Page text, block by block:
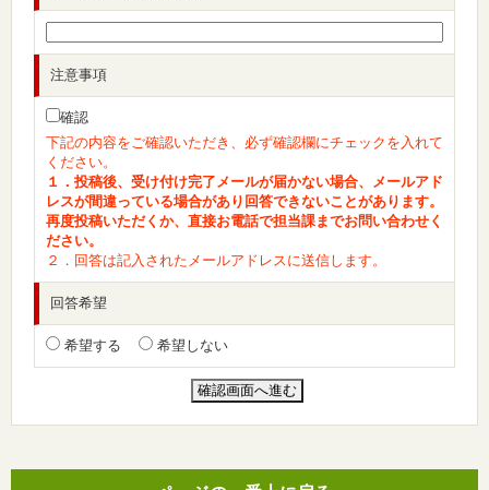
注意事項
確認
下記の内容をご確認いただき、必ず確認欄にチェックを入れて
ください。
１．投稿後、受け付け完了メールが届かない場合、メールアド
レスが間違っている場合があり回答できないことがあります。
再度投稿いただくか、直接お電話で担当課までお問い合わせく
ださい。
２．回答は記入されたメールアドレスに送信します。
回答希望
希望する 希望しない